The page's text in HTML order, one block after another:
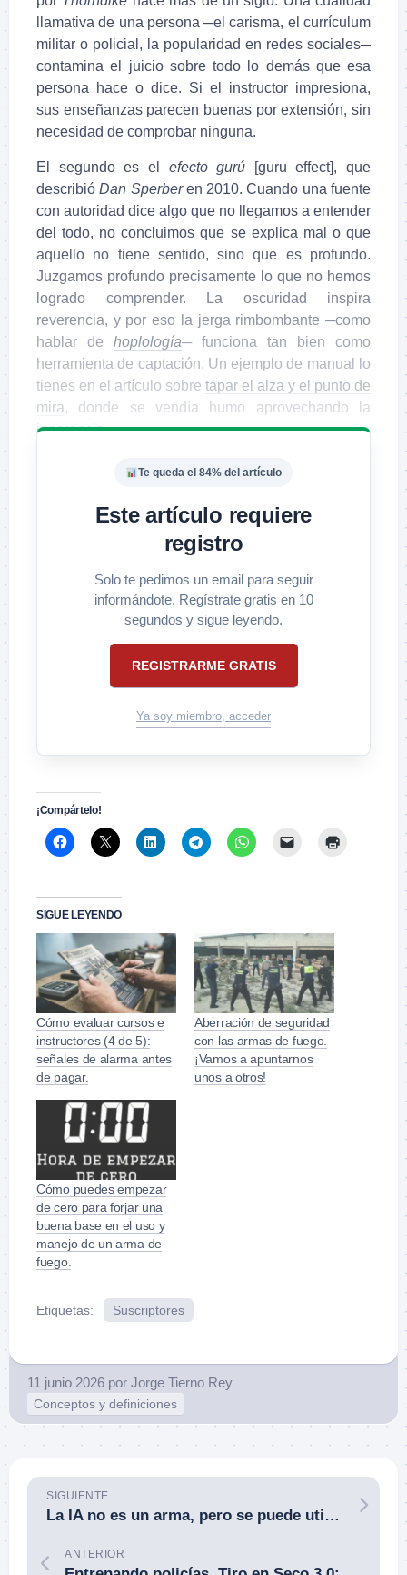
llamativa de una persona ─el carisma, el currículum
militar o policial, la popularidad en redes sociales─
contamina el juicio sobre todo lo demás que esa
persona hace o dice. Si el instructor impresiona,
sus enseñanzas parecen buenas por extensión, sin
necesidad de comprobar ninguna.
El segundo es el efecto gurú [guru effect], que
describióDan Sperberen 2010. Cuando una fuente
con autoridad dice algo que no llegamos a entender
del todo, no concluimos que se explica mal o que
aquello no tiene sentido, sino que es profundo.
Juzgamos profundo precisamente lo que no hemos
logrado comprender. La oscuridad inspira
reverencia, y por eso la jerga rimbombante ─como
hablar de hoplología─ funciona tan bien como
herramienta de captación. Un ejemplo de manual lo
tienes en el artículo sobre tapar el alza y el punto de
mira, donde se vendía humo aprovechando la
ignorancia.
Te queda el 84% del artículo
Este artículo requiere
registro
Solo te pedimos un email para seguir
informándote. Regístrate gratis en 10
segundos y sigue leyendo.
REGISTRARME GRATIS
Ya soy miembro, acceder
¡Compártelo!
SIGUE LEYENDO
Cómo evaluar cursos e
instructores (4 de 5):
señales de alarma antes
de pagar.
Aberración de seguridad
con las armas de fuego.
¡Vamos a apuntarnos
unos a otros!
Cómo puedes empezar
de cero para forjar una
buena base en el uso y
manejo de un arma de
fuego.
Etiquetas: Suscriptores
11 junio 2026 por Jorge Tierno Rey
Conceptos y definiciones
SIGUIENTE
La IA no es un arma, pero se puede utilizar como tal y esa es la verdadera amenaza.
ANTERIOR